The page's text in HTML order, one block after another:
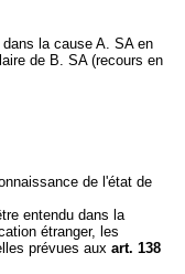
la cause A. SA en
de B. SA (recours en
de l'état de
entendu dans la
étranger, les
prévues aux art. 138